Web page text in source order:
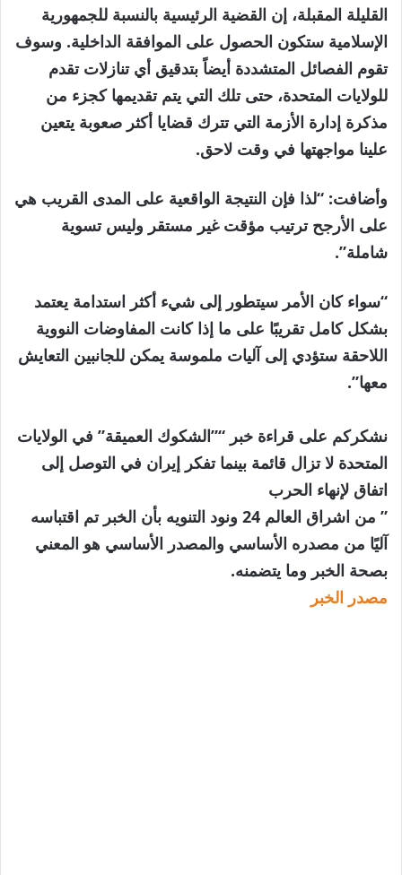
القليلة المقبلة، إن القضية الرئيسية بالنسبة للجمهورية
الإسلامية ستكون الحصول على الموافقة الداخلية. وسوف
تقوم الفصائل المتشددة أيضاً بتدقيق أي تنازلات تقدم
للولايات المتحدة، حتى تلك التي يتم تقديمها كجزء من
مذكرة إدارة الأزمة التي تترك قضايا أكثر صعوبة يتعين
علينا مواجهتها في وقت لاحق.
وأضافت: “لذا فإن النتيجة الواقعية على المدى القريب هي
على الأرجح ترتيب مؤقت غير مستقر وليس تسوية
شاملة”.
“سواء كان الأمر سيتطور إلى شيء أكثر استدامة يعتمد
بشكل كامل تقريبًا على ما إذا كانت المفاوضات النووية
اللاحقة ستؤدي إلى آليات ملموسة يمكن للجانبين التعايش
معها”.
نشكركم على قراءة خبر “”الشكوك العميقة” في الولايات
المتحدة لا تزال قائمة بينما تفكر إيران في التوصل إلى
اتفاق لإنهاء الحرب
” من اشراق العالم 24 ونود التنويه بأن الخبر تم اقتباسه
آليًا من مصدره الأساسي والمصدر الأساسي هو المعني
بصحة الخبر وما يتضمنه.
مصدر الخبر